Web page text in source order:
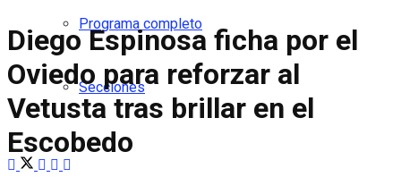
Programa completo
Secciones
Diego Espinosa ficha por el
Oviedo para reforzar al
Vetusta tras brillar en el
Escobedo